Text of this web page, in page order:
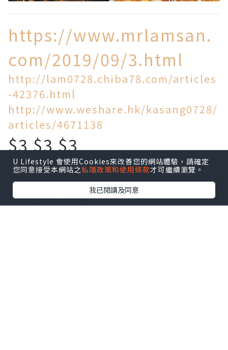
https://www.mrlamsan.
com/2019/09/3.html
http://lam0728.chiba78.com/articles
-42376.html
http://www.weshare.hk/kasang0728/
articles/4671138
$3 $3 $3
買到乜!
今時今日物價飛天
U Lifestyle 會使用Cookies來改善您的網站體驗，請確定
您同意接受本網站之私隱政策和使用條款才可繼續瀏覽。
我已閱讀及同意